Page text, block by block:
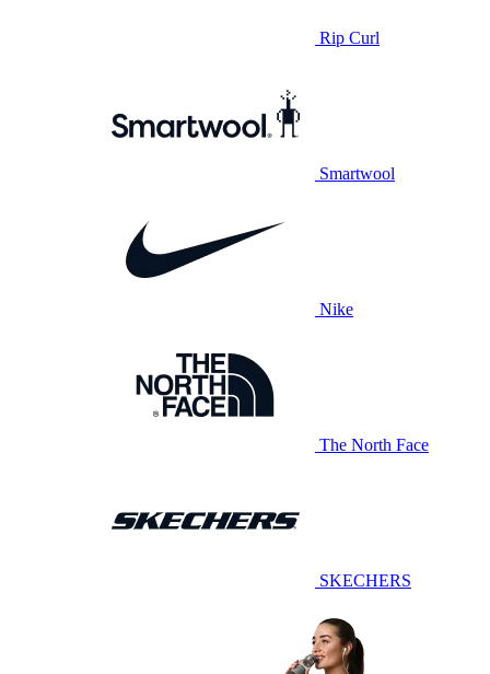
Rip Curl
Smartwool
Nike
The North Face
SKECHERS